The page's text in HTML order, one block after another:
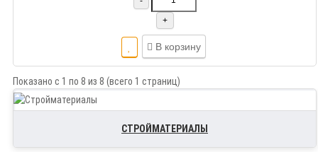
+
В корзину
Показано с 1 по 8 из 8 (всего 1 страниц)
СТРОЙМАТЕРИАЛЫ